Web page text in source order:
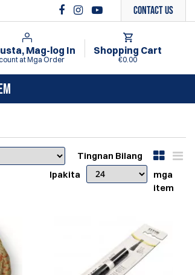
Contact Us
Mag-log In
at Mga Order
Shopping Cart
€0.00
Tingnan Bilang
Ipakita
mga
item